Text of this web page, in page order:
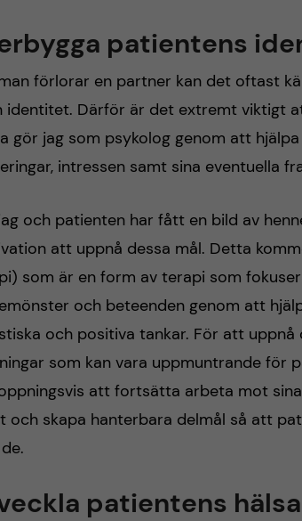
patientens
förlorar en partner kan det oftast
identitet. Därför är det extremt viktigt
gör jag som psykolog genom att
intressen samt sina eventuella
och patienten har fått en bild av
att uppnå dessa mål. Detta
som är en form av terapi som
och beteenden genom att
och positiva tankar. För att
som kan vara uppmuntrande för
att fortsätta arbeta mot
och skapa hanterbara delmål så att
patientens hälsa